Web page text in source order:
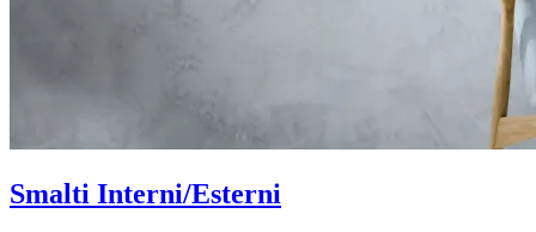
Smalti Interni/Esterni